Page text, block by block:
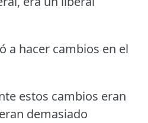
a hacer cambios en el
estos cambios eran
demasiado